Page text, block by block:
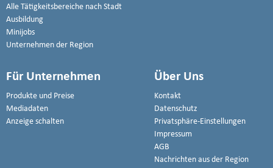
Alle Tätigkeitsbereiche nach Stadt
Ausbildung
Minijobs
Unternehmen der Region
Für Unternehmen
Produkte und Preise
Mediadaten
Anzeige schalten
Über Uns
Kontakt
Datenschutz
Privatsphäre-Einstellungen
Impressum
AGB
Nachrichten aus der Region